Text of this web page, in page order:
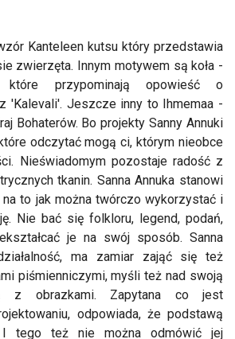
Kanteleen kutsu który przedstawia
zwierzęta. Innym motywem są koła -
które przypominają opowieść o
'Kalevali'. Jeszcze inny to Ihmemaa -
Bohaterów. Bo projekty Sanny Annuki
odczytać mogą ci, którym nieobce
Nieświadomym pozostaje radość z
tkanin. Sanna Annuka stanowi
na to jak można twórczo wykorzystać i
Nie bać się folkloru, legend, podań,
je na swój sposób. Sanna
ma zamiar zająć się też
piśmienniczymi, myśli też nad swoją
z obrazkami. Zapytana co jest
odpowiada, że podstawą
I tego też nie można odmówić jej